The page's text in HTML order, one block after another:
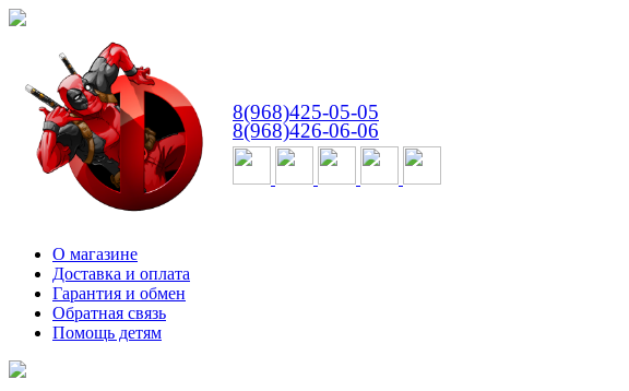
8(968)425-05-05
8(968)426-06-06
О магазине
Доставка и оплата
Гарантия и обмен
Обратная связь
Помощь детям